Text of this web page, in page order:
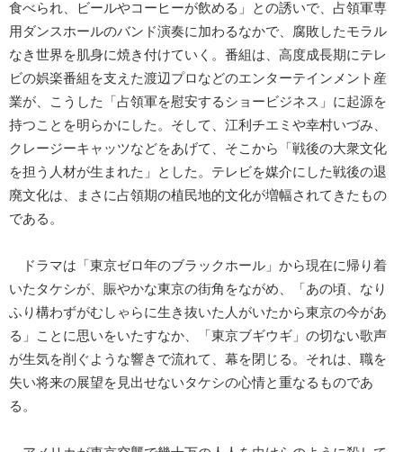
食べられ、ビールやコーヒーが飲める」との誘いで、占領軍専
用ダンスホールのバンド演奏に加わるなかで、腐敗したモラル
なき世界を肌身に焼き付けていく。番組は、高度成長期にテレ
ビの娯楽番組を支えた渡辺プロなどのエンターテインメント産
業が、こうした「占領軍を慰安するショービジネス」に起源を
持つことを明らかにした。そして、江利チエミや幸村いづみ、
クレージーキャッツなどをあげて、そこから「戦後の大衆文化
を担う人材が生まれた」とした。テレビを媒介にした戦後の退
廃文化は、まさに占領期の植民地的文化が増幅されてきたもの
である。
ドラマは「東京ゼロ年のブラックホール」から現在に帰り着
いたタケシが、賑やかな東京の街角をながめ、「あの頃、なり
ふり構わずがむしゃらに生き抜いた人がいたから東京の今があ
る」ことに思いをいたすなか、「東京ブギウギ」の切ない歌声
が生気を削ぐような響きで流れて、幕を閉じる。それは、職を
失い将来の展望を見出せないタケシの心情と重なるものであ
る。